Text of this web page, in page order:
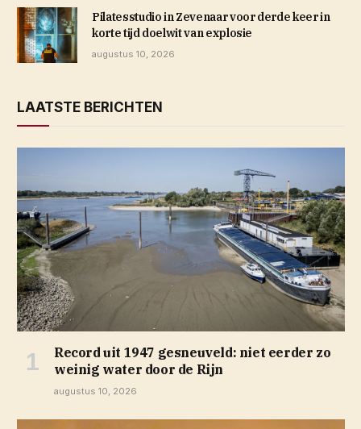
Pilatesstudio in Zevenaar voor derde keer in
korte tijd doelwit van explosie
augustus 10, 2026
LAATSTE BERICHTEN
Record uit 1947 gesneuveld: niet eerder zo
weinig water door de Rijn
augustus 10, 2026